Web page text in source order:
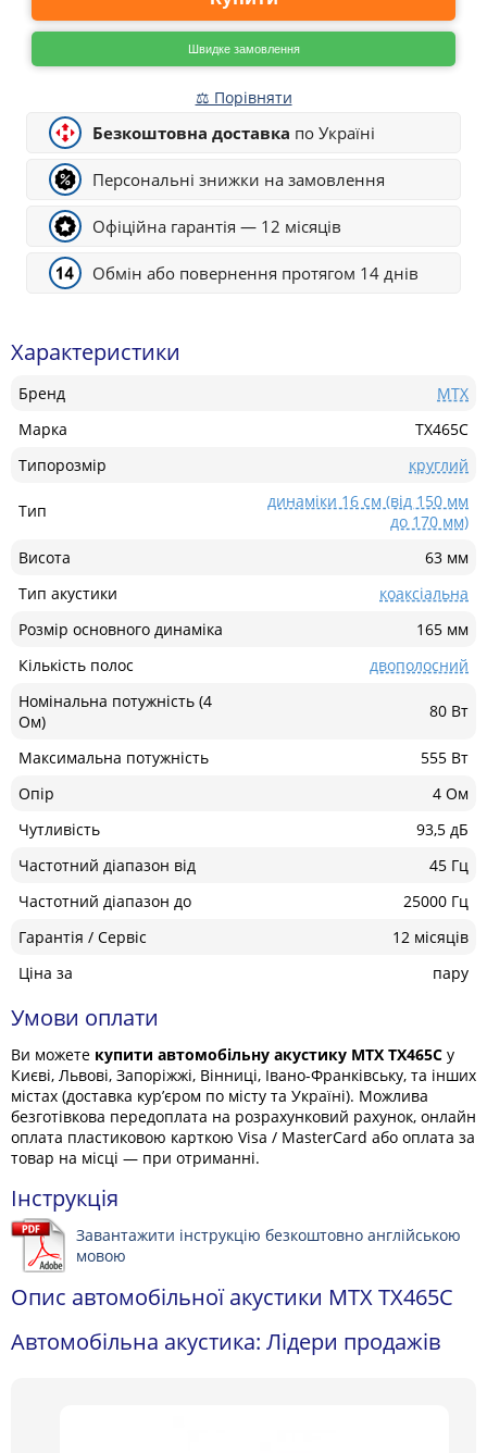
Швидке замовлення
⚖ Порівняти
Безкоштовна доставка по Україні
Персональні знижки на замовлення
Офіційна гарантія — 12 місяців
Обмін або повернення протягом 14 днів
Характеристики
Бренд
MTX
Марка
TX465C
Типорозмір
круглий
Тип
динаміки 16 см (від 150 мм
до 170 мм)
Висота
63 мм
Тип акустики
коаксіальна
Розмір основного динаміка
165 мм
Кількість полос
двополосний
Номінальна потужність (4
Ом)
80 Вт
Максимальна потужність
555 Вт
Опір
4 Ом
Чутливість
93,5 дБ
Частотний діапазон від
45 Гц
Частотний діапазон до
25000 Гц
Гарантія / Сервіс
12 місяців
Ціна за
пару
Умови оплати
Ви можете купити автомобільну акустику MTX TX465C у
Києві, Львові, Запоріжжі, Вінниці, Івано-Франківську, та інших
містах (доставка кур’єром по місту та Україні). Можлива
безготівкова передоплата на розрахунковий рахунок, онлайн
оплата пластиковою карткою Visa / MasterCard або оплата за
товар на місці — при отриманні.
Інструкція
Завантажити інструкцію безкоштовно англійською
мовою
Опис автомобільної акустики MTX TX465C
Автомобільна акустика: Лідери продажів